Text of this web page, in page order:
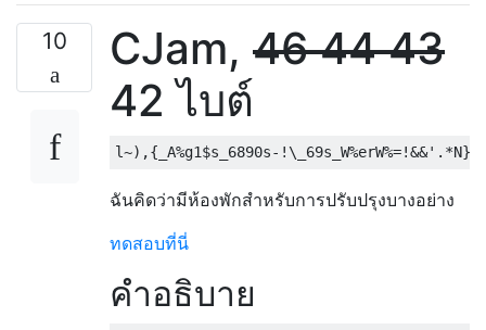
10 CJam, 464443
42 ไบต์
ฉันคิดว่ามีห้องพักสำหรับการปรับปรุงบางอย่าง
ทดสอบที่นี่
คำอธิบาย